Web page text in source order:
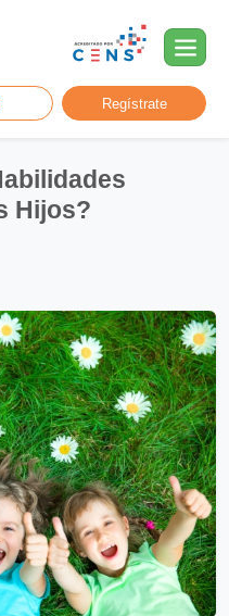
Regístrate
Hijos?